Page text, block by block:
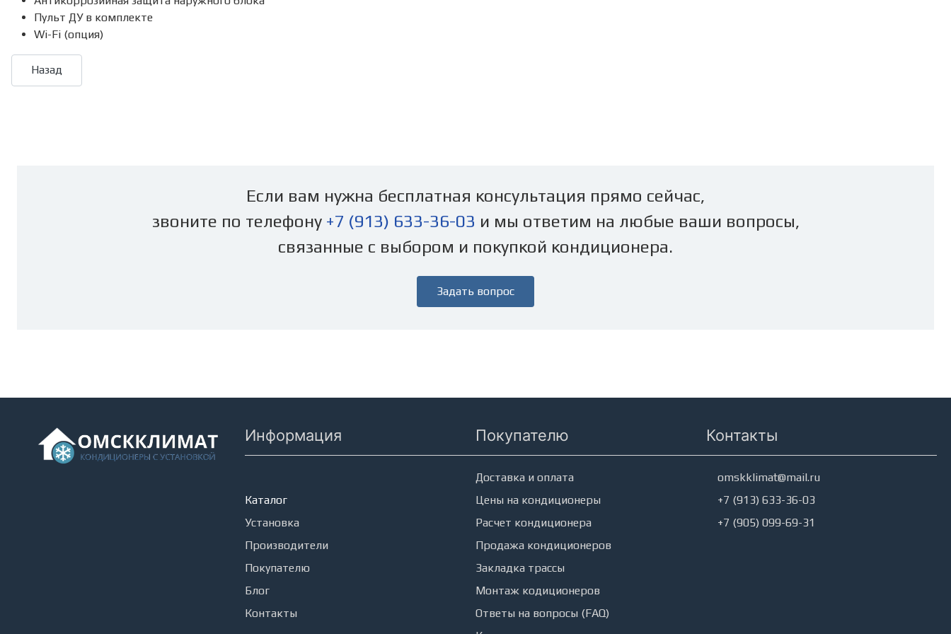
Пульт ДУ в комплекте
Wi-Fi (опция)
Если вам нужна бесплатная консультация прямо сейчас,
звоните по телефону +7 (913) 633-36-03 и мы ответим на любые ваши вопросы,
связанные с выбором и покупкой кондиционера.
Задать вопрос
Информация
Каталог
Установка
Производители
Покупателю
Блог
Контакты
Покупателю
Доставка и оплата
Цены на кондиционеры
Расчет кондиционера
Продажа кондиционеров
Закладка трассы
Монтаж кодиционеров
Ответы на вопросы (FAQ)
Контакты
omskklimat@mail.ru
+7 (913) 633-36-03
+7 (905) 099-69-31